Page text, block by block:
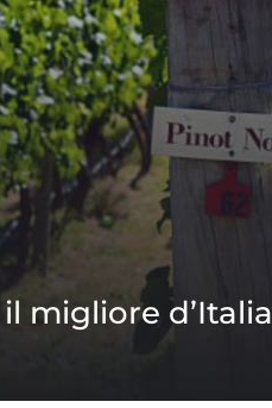
migliore d’Italia